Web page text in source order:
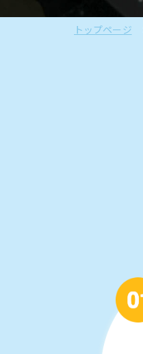
トップページ